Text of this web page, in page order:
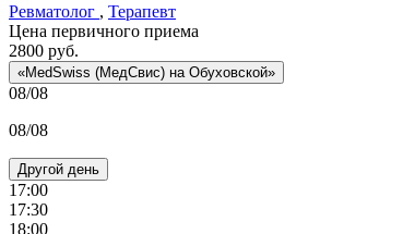
Ревматолог , Терапевт
Цена первичного приема
2800 руб.
«MedSwiss (МедСвис) на Обуховской»
08/08
08/08
Другой день
17:00
17:30
18:00